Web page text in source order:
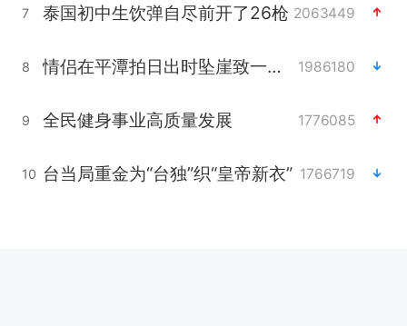
7 泰国初中生饮弹自尽前开了26枪 2063449
8 情侣在平潭拍日出时坠崖致一死一伤 1986180
9 全民健身事业高质量发展 1776085
10 台当局重金为“台独”织“皇帝新衣” 1766719